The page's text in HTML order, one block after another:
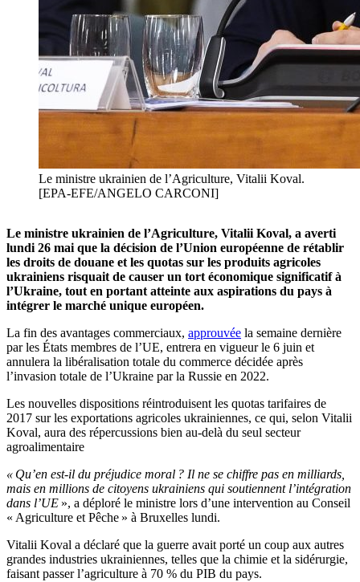
Le ministre ukrainien de l’Agriculture, Vitalii Koval.
[EPA-EFE/ANGELO CARCONI]
Le ministre ukrainien de l’Agriculture, Vitalii Koval, a averti
lundi 26 mai que la décision de l’Union européenne de rétablir
les droits de douane et les quotas sur les produits agricoles
ukrainiens risquait de causer un tort économique significatif à
l’Ukraine, tout en portant atteinte aux aspirations du pays à
intégrer le marché unique européen.
La fin des avantages commerciaux, approuvée la semaine dernière
par les États membres de l’UE, entrera en vigueur le 6 juin et
annulera la libéralisation totale du commerce décidée après
l’invasion totale de l’Ukraine par la Russie en 2022.
Les nouvelles dispositions réintroduisent les quotas tarifaires de
2017 sur les exportations agricoles ukrainiennes, ce qui, selon Vitalii
Koval, aura des répercussions bien au-delà du seul secteur
agroalimentaire
« Qu’en est-il du préjudice moral ? Il ne se chiffre pas en milliards,
mais en millions de citoyens ukrainiens qui soutiennent l’intégration
dans l’UE », a déploré le ministre lors d’une intervention au Conseil
« Agriculture et Pêche » à Bruxelles lundi.
Vitalii Koval a déclaré que la guerre avait porté un coup aux autres
grandes industries ukrainiennes, telles que la chimie et la sidérurgie,
faisant passer l’agriculture à 70 % du PIB du pays.